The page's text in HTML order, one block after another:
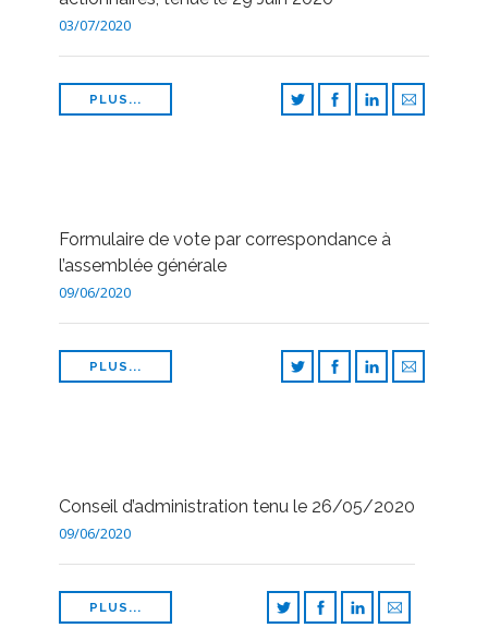
03/07/2020
PLUS...
Formulaire de vote par correspondance à
l’assemblée générale
09/06/2020
PLUS...
Conseil d’administration tenu le 26/05/2020
09/06/2020
PLUS...